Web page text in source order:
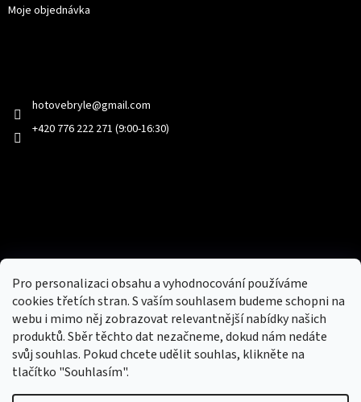
Pro personalizaci obsahu a vyhodnocování používáme
cookies třetích stran. S vaším souhlasem budeme schopni na
webu i mimo něj zobrazovat relevantnější nabídky našich
produktů. Sběr těchto dat nezačneme, dokud nám nedáte
svůj souhlas. Pokud chcete udělit souhlas, klikněte na
tlačítko "Souhlasím".
Moje objednávka
hotovebryle@gmail.com
+420 776 222 271 (9:00-16:30)
Nový obchod s batohy, cestovními zavazadly, tašky a peněženky